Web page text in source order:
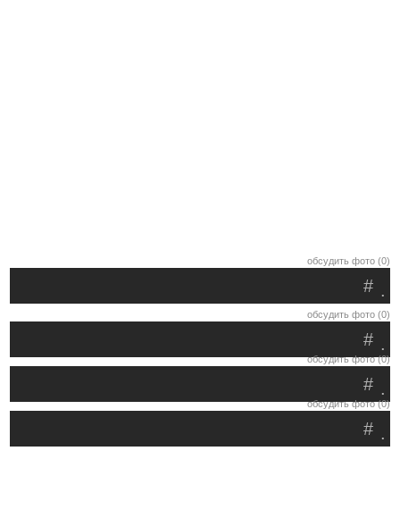
обсудить фото (0)
.
#
обсудить фото (0)
.
#
обсудить фото (0)
.
#
обсудить фото (0)
.
#